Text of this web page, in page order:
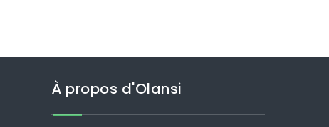
À propos d'Olansi